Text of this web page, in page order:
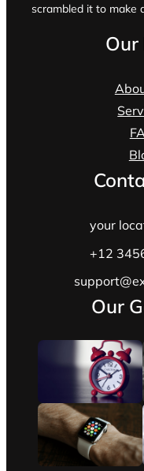
scrambled it to make
Our
your
+12
Our